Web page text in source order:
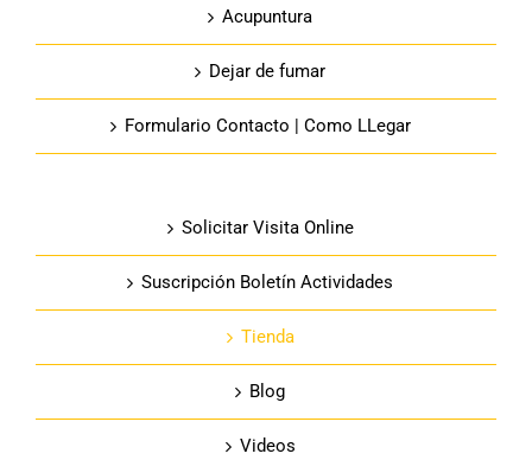
Acupuntura
Dejar de fumar
Formulario Contacto | Como LLegar
Solicitar Visita Online
Suscripción Boletín Actividades
Tienda
Blog
Videos